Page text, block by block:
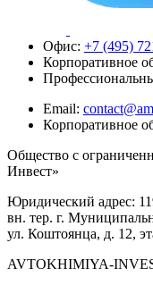
Офис: +7 (495)
Корпоративное
Email:
Корпоративное
Общество с
Инвест»
Юридический адрес:
вн. тер. г.
ул. Коштоянца, д. 12,
AVTOKHIMIYA-